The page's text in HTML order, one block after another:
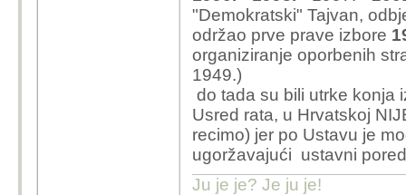
"Demokratski" Tajvan,
održao prve prave izbore
organiziranje oporbenih
1949.)
do tada su bili utrke konja
Usred rata, u Hrvatskoj
recimo) jer po Ustavu je
ugoržavajući ustavni
Ju je je? Je ju je!